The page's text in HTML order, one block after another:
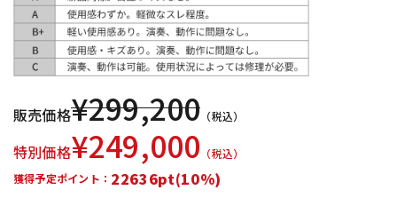
販売価格¥299,200 （税込）
特別価格¥249,000 （税込）
獲得予定ポイント： 22636pt(10%)